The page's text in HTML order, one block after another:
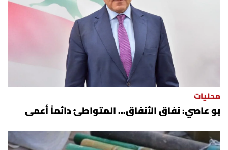
منوّعات
حظّك اليوم
للتاريخ
محليات
بو عاصي: نفاق الأنفاق... المتواطئ دائماً أعمى